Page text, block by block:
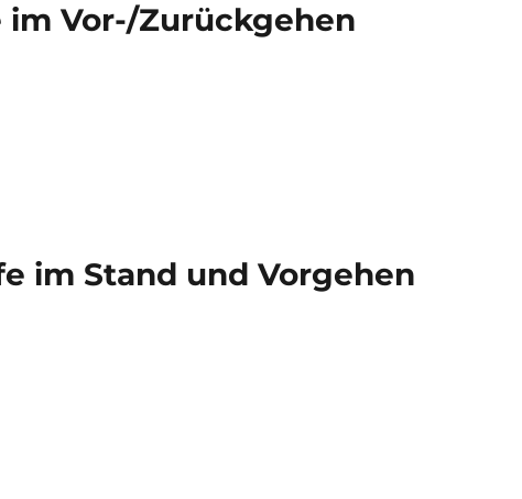
im Vor-/Zurückgehen
im Stand und Vorgehen